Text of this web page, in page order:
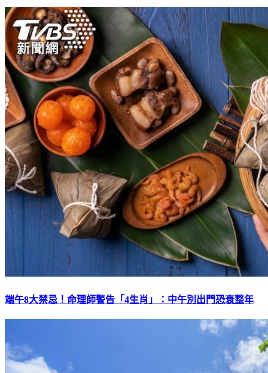
端午8大禁忌！命理師警告「4生肖」：中午別出門恐衰整年